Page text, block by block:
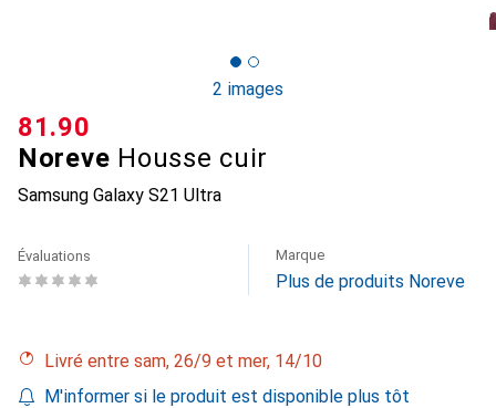
2 images
Noreve Housse cuir
Samsung Galaxy S21 Ultra
CHF
81.90
Évaluations Marque
Plus de produits Noreve
Livré entre sam, 26/9 et mer, 14/10
M'informer si le produit est disponible plus tôt